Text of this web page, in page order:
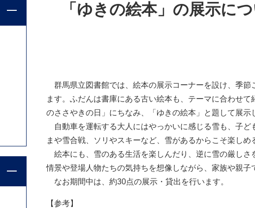
「ゆきの絵本」の展示に
群馬県立図書館では、絵本の展示コーナーを設け、季節
ます。ふだんは書庫にある古い絵本も、テーマに合わせ
のささやきの日」にちなみ、「ゆきの絵本」と題して展示
自動車を運転する大人にはやっかいに感じる雪も、子ど
まや雪合戦、ソリやスキーなど、雪があるからこそ楽し
絵本にも、雪のある生活を楽しんだり、逆に雪の厳しさ
情景や登場人物たちの気持ちを想像しながら、家族や親
なお期間中は、約30点の展示・貸出を行います。
【参考】